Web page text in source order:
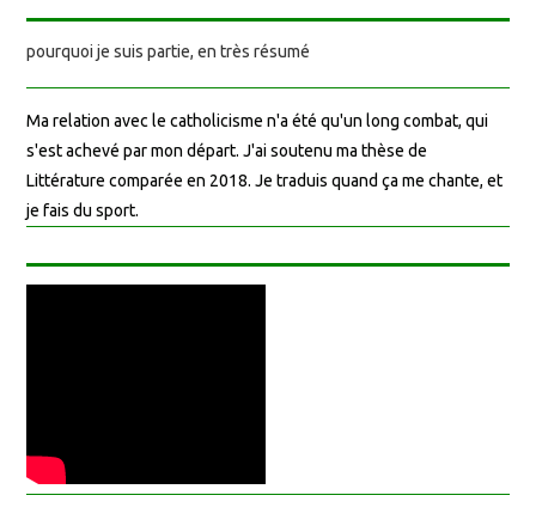
pourquoi je suis partie, en très résumé
Ma relation avec le catholicisme n'a été qu'un long combat, qui
s'est achevé par mon départ. J'ai soutenu ma thèse de
Littérature comparée en 2018. Je traduis quand ça me chante, et
je fais du sport.